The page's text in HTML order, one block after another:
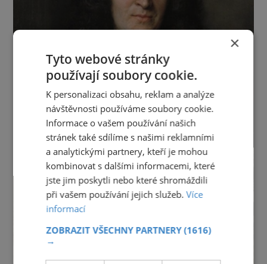
×
Tyto webové stránky
používají soubory cookie.
K personalizaci obsahu, reklam a analýze
návštěvnosti používáme soubory cookie.
Informace o vašem používání našich
stránek také sdílíme s našimi reklamními
a analytickými partnery, kteří je mohou
kombinovat s dalšími informacemi, které
jste jim poskytli nebo které shromáždili
při vašem používání jejich služeb.Více
informací
ZOBRAZIT VŠECHNY PARTNERY(1616)
→